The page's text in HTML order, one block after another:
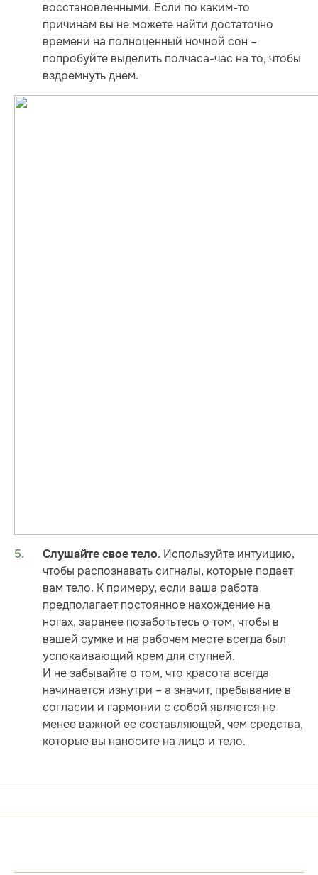
восстановленными. Если по каким-то
причинам вы не можете найти достаточно
времени на полноценный ночной сон –
попробуйте выделить полчаса-час на то, чтобы
вздремнуть днем.
Слушайте свое тело. Используйте интуицию,
чтобы распознавать сигналы, которые подает
вам тело. К примеру, если ваша работа
предполагает постоянное нахождение на
ногах, заранее позаботьтесь о том, чтобы в
вашей сумке и на рабочем месте всегда был
успокаивающий крем для ступней.
И не забывайте о том, что красота всегда
начинается изнутри – а значит, пребывание в
согласии и гармонии с собой является не
менее важной ее составляющей, чем средства,
которые вы наносите на лицо и тело.